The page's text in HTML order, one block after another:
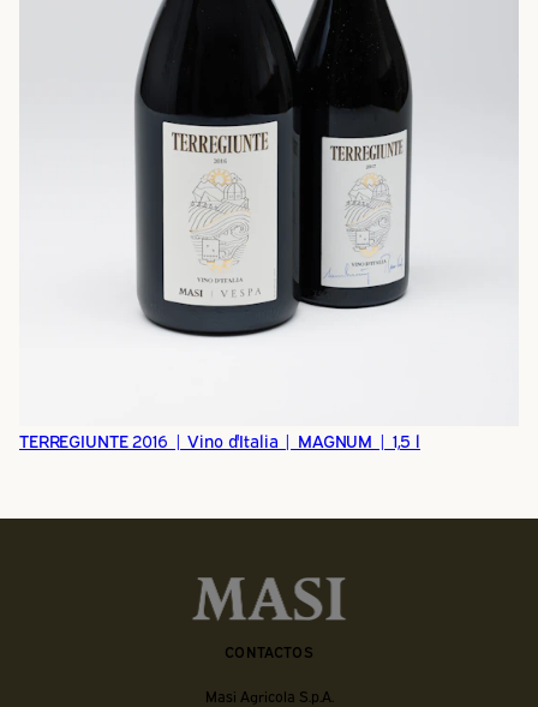
TERREGIUNTE 2016 | Vino d'Italia | MAGNUM | 1,5 l
CONTACTOS
Masi Agricola S.p.A.